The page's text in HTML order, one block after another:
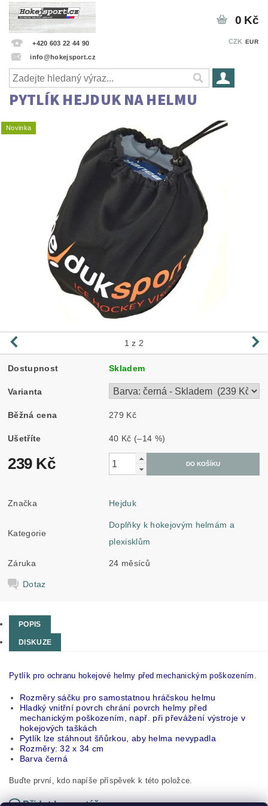
+420 603 22 44 90
info@hokejsport.cz
CZK EUR
0 Kč
PYTLÍK HEJDUK NA HELMU
Novinka
1 z 2
Dostupnost Skladem
Varianta
Běžná cena 279 Kč
Ušetříte 40 Kč (–14 %)
239 Kč
Značka Hejduk
Kategorie
Doplňky k hokejovým helmám a
plexisklům
Záruka 24 měsíců
Dotaz
POPIS
DISKUZE
Pytlík pro ochranu hokejové helmy před mechanickým poškozením.
Rozměry sáčku pro samostatnou hráčskou helmu
Hladký vnitřní povrch chrání povrch helmy před
mechanickým poškozením, např. při převážení výstroje v
hokejových taškách
Pytlík lze stáhnout šňůrkou, aby helma nevypadla
Rozměry: 32 x 34 cm
Barva černá
Buďte první, kdo napíše příspěvek k této položce.